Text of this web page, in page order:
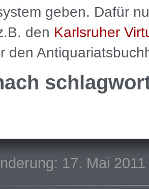
geben. Dafür
den Karlsruher
den
17. Mai